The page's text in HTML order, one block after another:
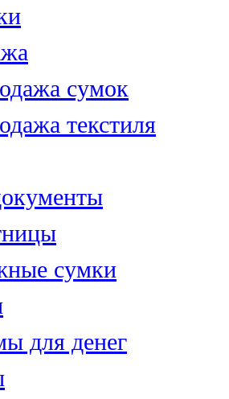
сумок
текстиля
сумки
для денег